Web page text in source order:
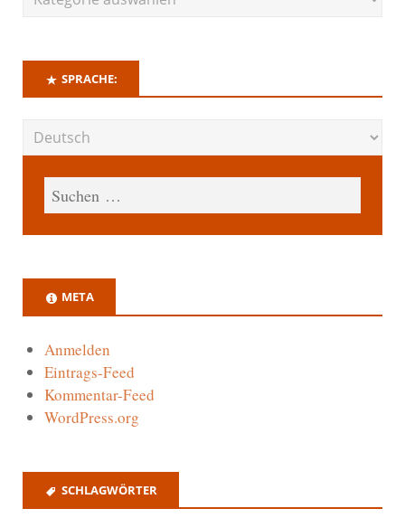
SPRACHE:
META
Anmelden
Eintrags-Feed
Kommentar-Feed
WordPress.org
SCHLAGWÖRTER